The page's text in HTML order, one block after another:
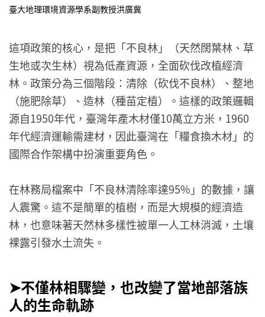
臺大地理環境資源學系副教授洪廣冀
這項政策的核心，是把「不良林」（天然闊葉林、草
生地或次生林）視為低產資源，全面砍伐改植經濟
林。政策分為三個階段：清除（砍伐不良林）、整地
（施肥除草）、造林（種苗定植）。這樣的政策邏輯
源自1950年代，臺灣年產木材僅10萬立方米，1960
年代經濟運輸需建材，因此臺灣在「糧食換木材」的
國際合作架構中扮演重要角色。
在林務局檔案中「不良林清除率達95%」的數據，讓
人震驚。這不是簡單的植樹，而是大規模的經濟造
林，也意味著天然林多樣性被單一人工林消滅，土壤
裸露引發水土流失。
➤不僅林相驟變，也改變了當地部落族
人的生命軌跡